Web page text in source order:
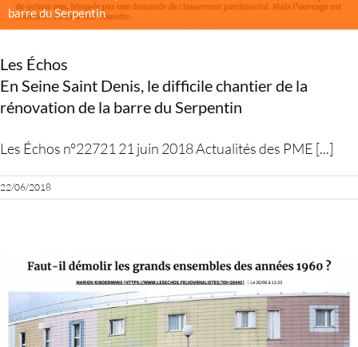
barre du Serpentin
Les Échos
En Seine Saint Denis, le difficile chantier de la
rénovation de la barre du Serpentin
Les Échos n°22721 21 juin 2018 Actualités des PME [...]
22/06/2018